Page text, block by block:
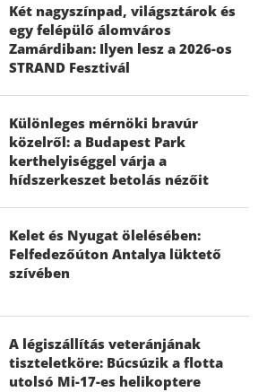
Két nagyszínpad, világsztárok és
egy felépülő álomváros
Zamárdiban: Ilyen lesz a 2026-os
STRAND Fesztivál
Különleges mérnöki bravúr
közelről: a Budapest Park
kerthelyiséggel várja a
hídszerkeszet betolás nézőit
Kelet és Nyugat ölelésében:
Felfedezőúton Antalya lüktető
szívében
A légiszállítás veteránjának
tiszteletköre: Búcsúzik a flotta
utolsó Mi-17-es helikoptere